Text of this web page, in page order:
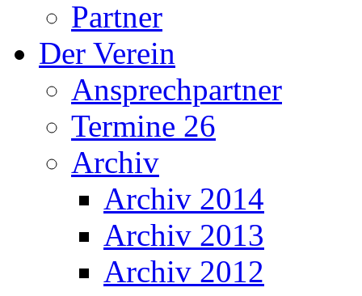
Partner
Der Verein
Ansprechpartner
Termine 26
Archiv
Archiv 2014
Archiv 2013
Archiv 2012